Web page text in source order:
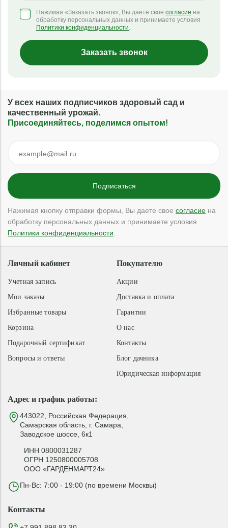
Нажимая «Заказать звонок», Вы даете свое согласие на
обработку персональных данных и принимаете условия
Политики конфиденциальности.
Заказать звонок
У всех наших подписчиков здоровый сад и
качественный урожай.
Присоединяйтесь, поделимся опытом!
Нажимая кнопку отправки формы, Вы даете свое согласие на
обработку персональных данных и принимаете условия
Политики конфиденциальности
Адрес и график работы:
443022, Российская Федерация,
Самарская область, г. Самара,
Заводское шоссе, 6к1
ИНН 0800031287
ОГРН 1250800005708
ООО «ГАРДЕНМАРТ24»
Пн-Вс: 7:00 - 19:00 (по времени Москвы)
Покупателю
Акции
Доставка и оплата
Гарантии
О нас
Контакты
Блог дачника
Юридическая информация
Личный кабинет
Учетная запись
Мои заказы
Избранные товары
Корзина
Подарочный сертификат
Вопросы и ответы
Контакты